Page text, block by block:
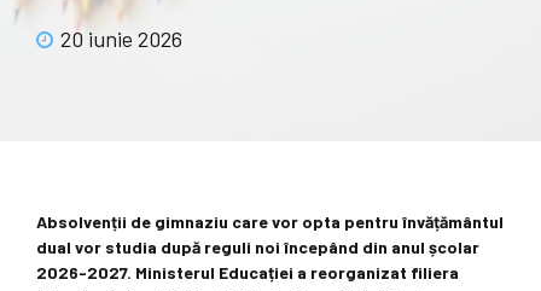
20 iunie 2026
Absolvenții de gimnaziu care vor opta pentru învățământul
dual vor studia după reguli noi începând din anul școlar
2026-2027. Ministerul Educației a reorganizat filiera